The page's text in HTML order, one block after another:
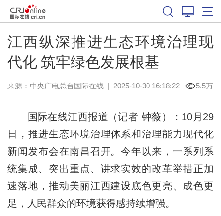
江西纵深推进生态环境治理现
代化 筑牢绿色发展根基
来源：中央广电总台国际在线| 2025-10-30 16:18:22 5.5万
国际在线江西报道（记者 钟薇 ）： 10月29
日，推进生态环境治理体系和治理能力现代化
新闻发布会在南昌召开。今年以来，一系列系
统集成、突出重点、讲求实效的改革举措正加
速落地，推动美丽江西建设底色更亮、成色更
足，人民群众的环境获得感持续增强。